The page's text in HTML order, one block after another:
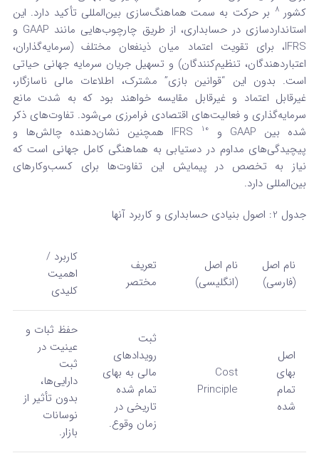
کشور8 بر حرکت به سمت هماهنگ‌سازی بین‌المللی تأکید دارد. این
استانداردسازی در حسابداری، از طریق چارچوب‌هایی مانند GAAP و
IFRS، برای تقویت اعتماد میان ذینفعان مختلف (سرمایه‌گذاران،
اعتباردهندگان، تنظیم‌کنندگان) و تسهیل جریان سرمایه جهانی حیاتی
است. بدون این “قوانین بازی” مشترک، اطلاعات مالی ناسازگار،
غیرقابل اعتماد و غیرقابل مقایسه خواهند بود که به شدت مانع
سرمایه‌گذاری و فعالیت‌های اقتصادی فرامرزی می‌شود. تفاوت‌های ذکر
شده بین GAAP و IFRS
10
همچنین نشان‌دهنده چالش‌ها و
پیچیدگی‌های مداوم در دستیابی به هماهنگی کامل جهانی است که
نیاز به تخصص در پیمایش این تفاوت‌ها برای کسب‌وکارهای
بین‌المللی دارد.
جدول 2: اصول بنیادی حسابداری و کاربرد آنها
نام اصل
(فارسی)
نام اصل
(انگلیسی)
تعریف
مختصر
کاربرد /
اهمیت
کلیدی
اصل
بهای
تمام
شده
Cost
Principle
ثبت
رویدادهای
مالی به بهای
تمام شده
تاریخی در
زمان وقوع.
حفظ ثبات و
عینیت در
ثبت
دارایی‌ها،
بدون تأثیر از
نوسانات
بازار.